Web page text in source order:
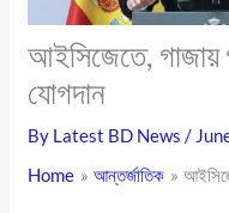
আইসিজেতে, গাজায়
যোগদান
By Latest BD News/
Home
আন্তর্জাতিক